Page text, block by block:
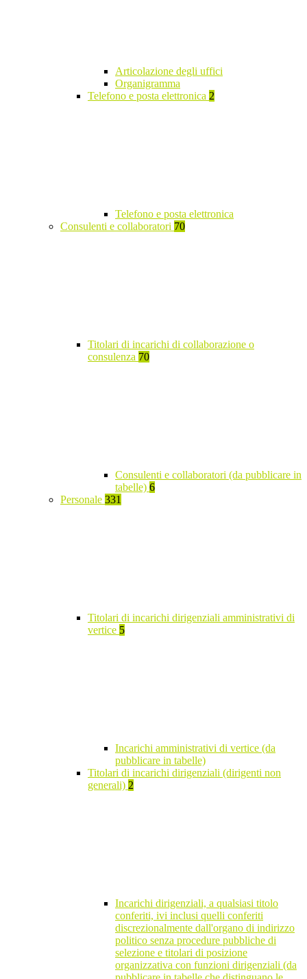
Articolazione degli uffici
Organigramma
Telefono e posta elettronica 2
Telefono e posta elettronica
Consulenti e collaboratori 70
Titolari di incarichi di collaborazione o
consulenza 70
Consulenti e collaboratori (da pubblicare in
tabelle) 6
Personale 331
Titolari di incarichi dirigenziali amministrativi di
vertice 5
Incarichi amministrativi di vertice (da
pubblicare in tabelle)
Titolari di incarichi dirigenziali (dirigenti non
generali) 2
Incarichi dirigenziali, a qualsiasi titolo
conferiti, ivi inclusi quelli conferiti
discrezionalmente dall'organo di indirizzo
politico senza procedure pubbliche di
selezione e titolari di posizione
organizzativa con funzioni dirigenziali (da